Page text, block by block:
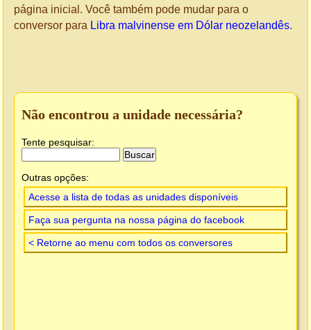
página inicial. Você também pode mudar para o
conversor para Libra malvinense em Dólar neozelandês.
Não encontrou a unidade necessária?
Tente pesquisar:
Outras opções:
Acesse a lista de todas as unidades disponíveis
Faça sua pergunta na nossa página do facebook
< Retorne ao menu com todos os conversores